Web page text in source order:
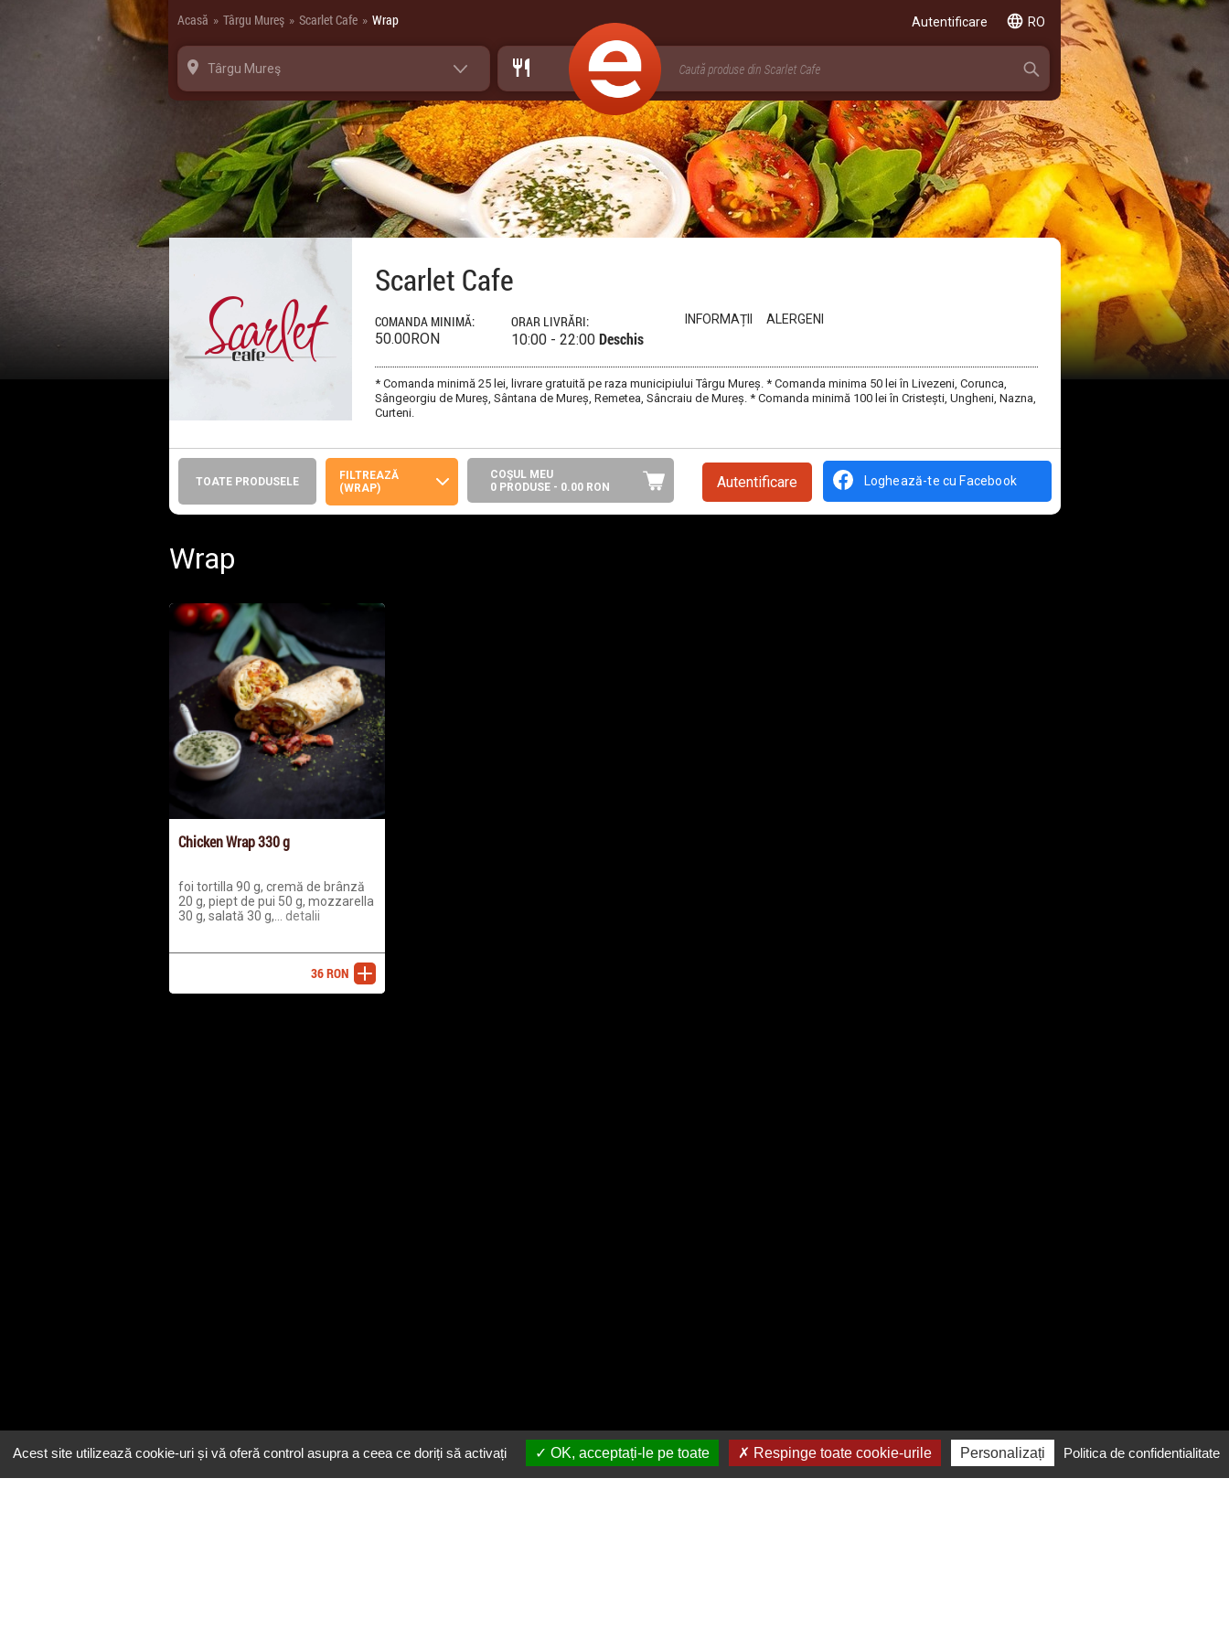
Acasă » Târgu Mureş » Scarlet Cafe » Wrap RO
Autentificare
Târgu Mureş
Scarlet Cafe
COMANDA MINIMĂ:
50.00RON
ORAR LIVRĂRI:
10:00 - 22:00 Deschis
INFORMAȚII ALERGENI
* Comanda minimă 25 lei, livrare gratuită pe raza municipiului Târgu Mureș. * Comanda minima 50 lei în Livezeni, Corunca,
Sângeorgiu de Mureș, Sântana de Mureș, Remetea, Sâncraiu de Mureș. * Comanda minimă 100 lei în Cristești, Ungheni, Nazna,
Curteni.
TOATE PRODUSELE
FILTREAZĂ
(WRAP)
COŞUL MEU
0 PRODUSE - 0.00 RON Autentificare Loghează-te cu Facebook
Wrap
Chicken Wrap 330 g
foi tortilla 90 g, cremă de brânză
20 g, piept de pui 50 g, mozzarella
30 g, salată 30 g,... detalii
adaugă
36RON
Panoul de gestionare a panourilor cookie
Acest site utilizează cookie-uri și vă oferă control asupra a ceea ce doriți să activați OK, acceptați-le pe toate Respinge toate cookie-urile Personalizați Politica de confidentialitate